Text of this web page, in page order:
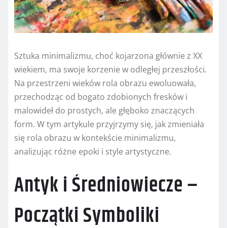
Sztuka minimalizmu, choć kojarzona głównie z XX
wiekiem, ma swoje korzenie w odległej przeszłości.
Na przestrzeni wieków rola obrazu ewoluowała,
przechodząc od bogato zdobionych fresków i
malowideł do prostych, ale głęboko znaczących
form. W tym artykule przyjrzymy się, jak zmieniała
się rola obrazu w kontekście minimalizmu,
analizując różne epoki i style artystyczne.
Antyk i Średniowiecze –
Początki Symboliki